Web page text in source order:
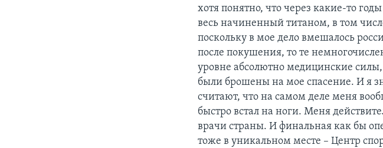
хотя понятно, что через какие-то
весь начиненный титаном, в том
поскольку в мое дело вмешалось
после покушения, то те
уровне абсолютно медицинские силы,
были брошены на мое спасение. И я
считают, что на самом деле меня
быстро встал на ноги. Меня
врачи страны. И финальная как бы
тоже в уникальном месте – Центр